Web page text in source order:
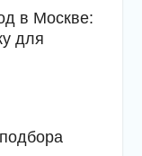
в Москве:
для